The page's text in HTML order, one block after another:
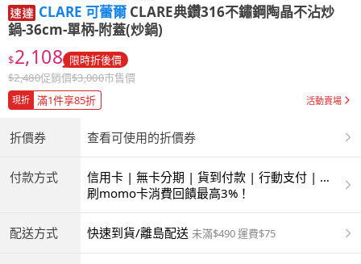
CLARE 可蕾爾 CLARE典鑽316不鏽鋼陶晶不沾炒
鍋-36cm-單柄-附蓋(炒鍋)
$2,108 限時折後價
$2,480促銷價$3,000市售價
現折 滿1件享85折 活動賣場
折價券 查看可使用的折價券
付款方式
信用卡 | 無卡分期 | 貨到付款 | 行動支付 | 超
商付款 | ATM | 銀聯卡
刷momo卡消費回饋最高3%！
配送方式 快速到貨/離島配送 未滿$490 運費$75